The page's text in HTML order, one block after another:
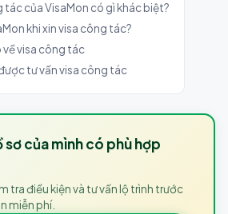
sơ của mình có phù hợp
tra điều kiện và tư vấn lộ trình trước
miễn phí.
tác của VisaMon có gì khác biệt?
khi xin visa công tác?
visa công tác
tư vấn visa công tác